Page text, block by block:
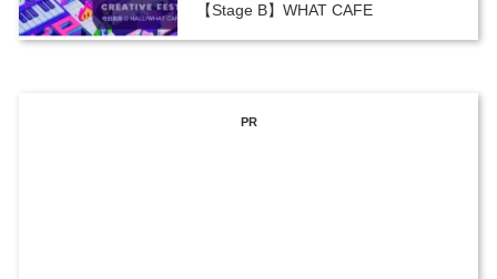
【Stage B】WHAT CAFE
PR